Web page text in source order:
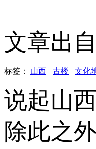
文章出
标签： 山西 古楼 文化
说起山
除此之